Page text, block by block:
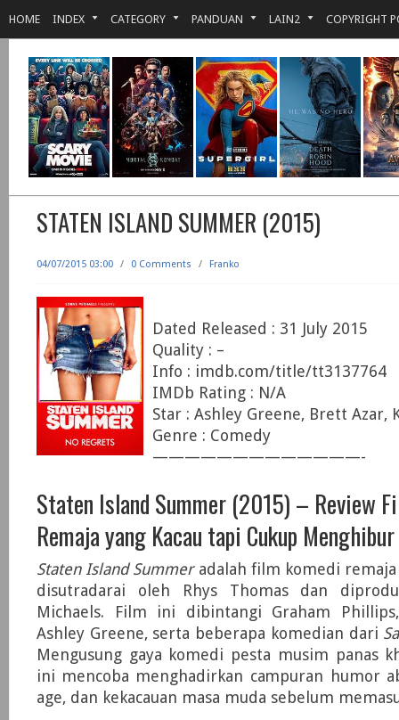
HOME INDEX CATEGORY PANDUAN LAIN2 COPYRIGHT
STATEN ISLAND SUMMER (2015)
04/07/2015 03:00 / 0 Comments / Franko
Dated Released : 31 July 2015
Quality : –
Info : imdb.com/title/tt3137764
IMDb Rating : N/A
Star : Ashley Greene, Brett Azar,
Genre : Comedy
—————————————-
Staten Island Summer (2015) – Review
Remaja yang Kacau tapi Cukup Menghibur
Staten Island Summeradalah film komedi remaja
disutradarai oleh Rhys Thomas dan
Michaels. Film ini dibintangi Graham
Ashley Greene, serta beberapa komedian dari
Mengusung gaya komedi pesta musim panas
ini mencoba menghadirkan campuran humor
age, dan kekacauan masa muda sebelum